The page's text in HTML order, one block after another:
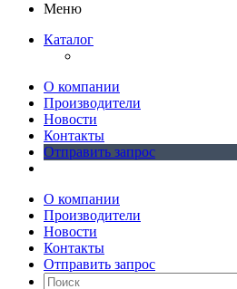
Меню
Каталог
О компании
Производители
Новости
Контакты
Отправить запрос
О компании
Производители
Новости
Контакты
Отправить запрос